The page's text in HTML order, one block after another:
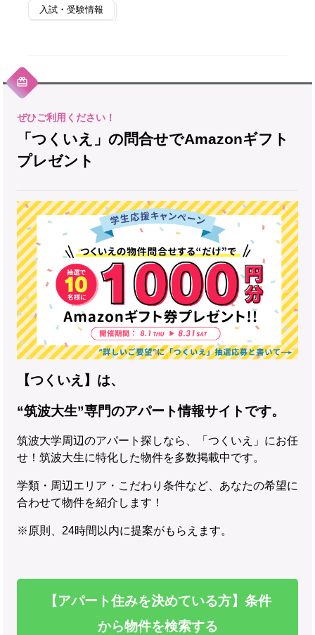
入試・受験情報
「つくいえ」の問合せでAmazonギフト
プレゼント
【つくいえ】は、
“筑波大生”専門のアパート情報サイトです。
筑波大学周辺のアパート探しなら、「つくいえ」にお任
せ！筑波大生に特化した物件を多数掲載中です。
学類・周辺エリア・こだわり条件など、あなたの希望に
合わせて物件を紹介します！
※原則、24時間以内に提案がもらえます。
【アパート住みを決めている方】条件
から物件を検索する